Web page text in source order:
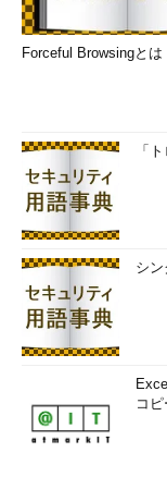
Forceful Browsingとは
「
シ
コ